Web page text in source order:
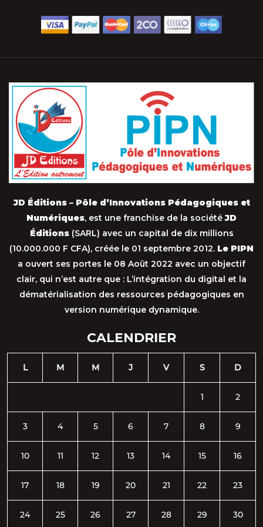
JD Éditions – Pôle d’Innovations Pédagogiques et
Numériques, est une franchise de la sociétéJD
Éditions(SARL) avec un capital de dix millions
(10.000.000 F CFA), créée le 01 septembre 2012. Le PIPN
a ouvert ses portes le 08 Août 2022 avec un objectif
clair, qui n’est autre que : L’intégration du digital et la
dématérialisation des ressources pédagogiques en
version numérique dynamique.
CALENDRIER
L M M J V S D
1 2
3 4 5 6 7 8 9
10 11 12 13 14 15 16
17 18 19 20 21 22 23
24 25 26 27 28 29 30